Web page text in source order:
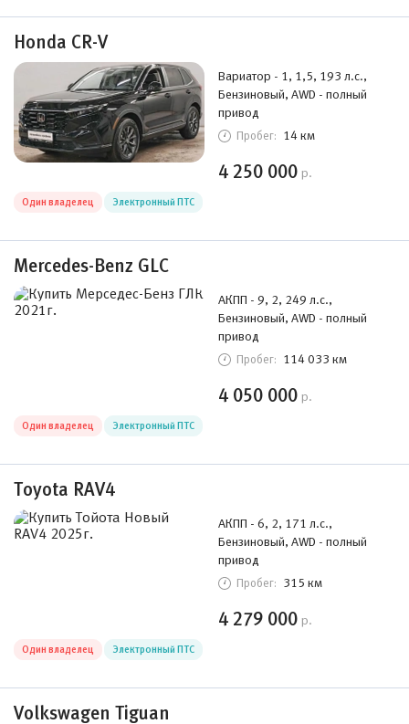
Honda CR-V
Вариатор - 1, 1,5, 193 л.с.,
Бензиновый, AWD - полный
привод
Пробег: 14 км
4 250 000 р.
Один владелец Электронный ПТС
Mercedes-Benz GLC
АКПП - 9, 2, 249 л.с.,
Бензиновый, AWD - полный
привод
Пробег: 114 033 км
4 050 000 р.
Один владелец Электронный ПТС
Toyota RAV4
АКПП - 6, 2, 171 л.с.,
Бензиновый, AWD - полный
привод
Пробег: 315 км
4 279 000 р.
Один владелец Электронный ПТС
Volkswagen Tiguan